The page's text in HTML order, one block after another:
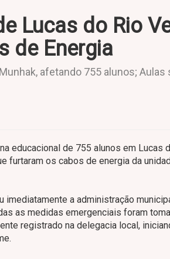
Lucas do Rio
de Energia
afetando 755 alunos; Aulas
educacional de 755 alunos em Lucas
furtaram os cabos de energia da
a administração
as medidas emergenciais foram
registrado na delegacia local,